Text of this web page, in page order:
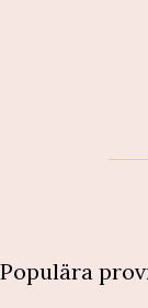
Populära